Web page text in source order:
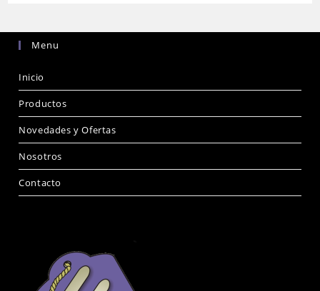
Menu
Inicio
Productos
Novedades y Ofertas
Nosotros
Contacto